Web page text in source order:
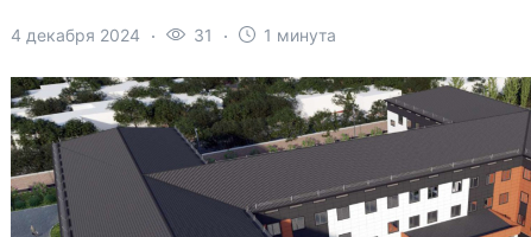
4 декабря 2024 31 1 минута